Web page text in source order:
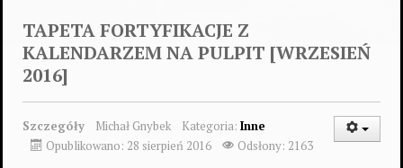
TAPETA FORTYFIKACJE Z
KALENDARZEM NA PULPIT [WRZESIEŃ
2016]
Szczegóły Michał Gnybek Kategoria: Inne
Opublikowano: 28 sierpień 2016
Odsłony: 2163